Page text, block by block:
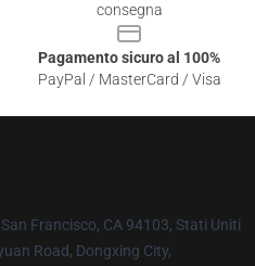
consegna
Pagamento sicuro al 100%
PayPal / MasterCard / Visa
Francisco, CA 94103, Stati Uniti
Road, Dongxing City,